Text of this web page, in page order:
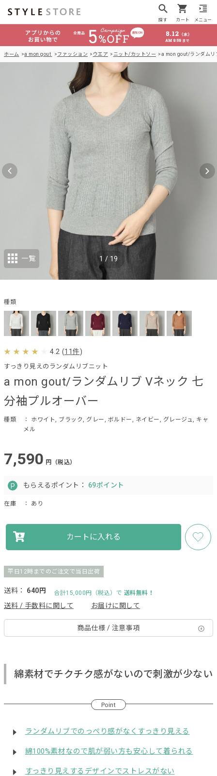
探す カート メニュー
ホーム a mon gout ファッション ウエア ニット/カットソー a mon gout/ランダムリ
a mon gout/ランダムリブ Vネック 七
分袖プルオーバー
すっきり見えのランダムリブニット
種類
： ホワイト, ブラック, グレー, ボルドー, ネイビー, グレージュ, キャ
メル
4.2 (11件)
7,590 円（税込）
もらえるポイント： 69ポイント
在庫 ： あり
カートに入れる
平日12時までのご注文で当日出荷
送料： 640円 合計15,000円（税込）で 送料無料！
送料 / 手数料に関して お届けに関して
商品仕様 / 注意事項
1 / 19
一覧
種類
綿素材でチクチク感がないので刺激が少ない
Point
ランダムリブでのっぺり感がなくすっきり見える
綿100%素材なので肌が弱い方も安心して着られる
すっきり見えするデザインでストレスがない